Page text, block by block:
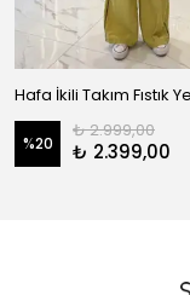
Hafa İkili Takım Fıstık
%20
₺ 2.999,00
₺ 2.399,00